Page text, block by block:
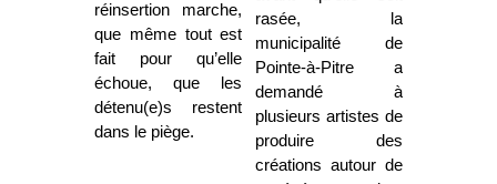
réinsertion marche,
que même tout est
fait pour qu’elle
échoue, que les
détenu(e)s restent
dans le piège.
rasée, la
municipalité de
Pointe-à-Pitre a
demandé à
plusieurs artistes de
produire des
créations autour de